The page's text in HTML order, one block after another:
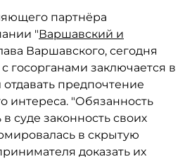
партнёра
"Варшавский и
Варшавского, сегодня
госорганами заключается в
отдавать предпочтение
интереса. "Обязанность
в суде законность своих
в скрытую
доказать их